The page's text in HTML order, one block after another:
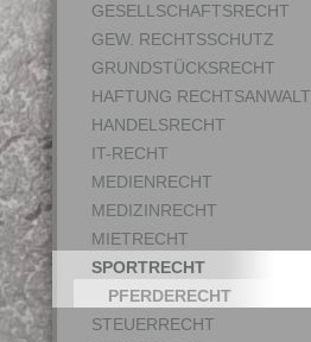
GESELLSCHAFTSRECHT
GEW. RECHTSSCHUTZ
GRUNDSTÜCKSRECHT
HAFTUNG RECHTSANWALT
HANDELSRECHT
IT-RECHT
MEDIENRECHT
MEDIZINRECHT
MIETRECHT
SPORTRECHT
PFERDERECHT
STEUERRECHT